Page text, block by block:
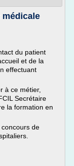
du patient
et de la
effectuant
à ce métier,
Secrétaire
la formation en
de